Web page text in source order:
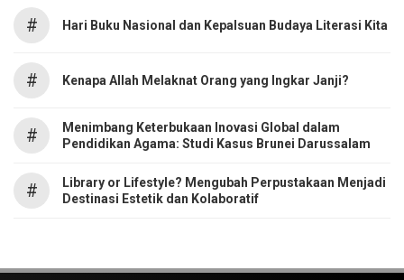
# Hari Buku Nasional dan Kepalsuan Budaya Literasi Kita
# Kenapa Allah Melaknat Orang yang Ingkar Janji?
#
Menimbang Keterbukaan Inovasi Global dalam
Pendidikan Agama: Studi Kasus Brunei Darussalam
#
Library or Lifestyle? Mengubah Perpustakaan Menjadi
Destinasi Estetik dan Kolaboratif